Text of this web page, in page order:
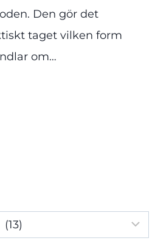
Den gör det
taget vilken form
om…